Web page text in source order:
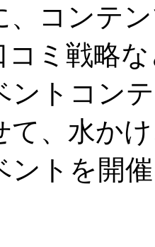
、コンテ
コミ戦略
ントコン
て、水か
ントを開